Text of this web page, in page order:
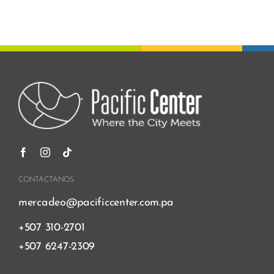
CONTÁCTANOS
mercadeo@pacificcenter.com.pa
+507 310-2701
+507 6247-2309